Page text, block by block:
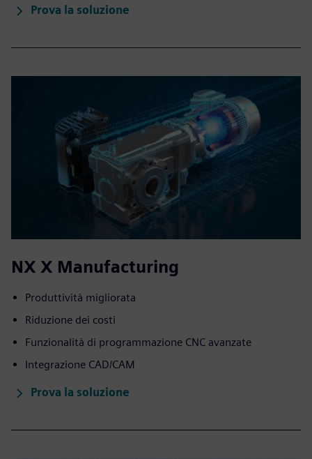
Prova la soluzione
NX X Manufacturing
Produttività migliorata
Riduzione dei costi
Funzionalità di programmazione CNC avanzate
Integrazione CAD/CAM
Prova la soluzione